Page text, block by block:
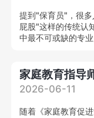
提到"保育员"，很
屁股"这样的传统认
中最不可或缺的专业
家庭教育指导
2026-06-11
随着《家庭教育促